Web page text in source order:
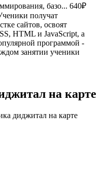
базо... 640₽
получат
сайтов, освоят
HTML и JavaScript, а
программой -
занятии ученики
на карте
диджитал на карте